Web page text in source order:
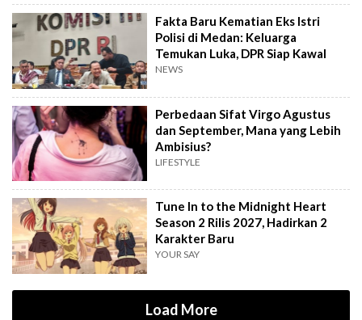
Fakta Baru Kematian Eks Istri
Polisi di Medan: Keluarga
Temukan Luka, DPR Siap Kawal
NEWS
Perbedaan Sifat Virgo Agustus
dan September, Mana yang Lebih
Ambisius?
LIFESTYLE
Tune In to the Midnight Heart
Season 2 Rilis 2027, Hadirkan 2
Karakter Baru
YOUR SAY
Load More